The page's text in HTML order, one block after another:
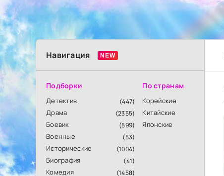
Навигация
Подборки
Детектив (447)
Драма (2355)
Боевик (599)
Военные (53)
Исторические (1004)
Биография (41)
Комедия (1458)
По странам
Корейские
Китайские
Японские